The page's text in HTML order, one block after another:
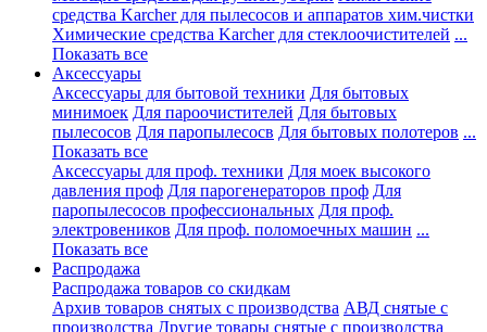
средства Karcher для пылесосов и аппаратов хим.чистки
Химические средства Karcher для стеклоочистителей ...
Показать все
Аксессуары
Аксессуары для бытовой техники Для бытовых
минимоек Для пароочистителей Для бытовых
пылесосов Для паропылесосв Для бытовых полотеров ...
Показать все
Аксессуары для проф. техники Для моек высокого
давления проф Для парогенераторов проф Для
паропылесосов профессиональных Для проф.
электровеников Для проф. поломоечных машин ...
Показать все
Распродажа
Распродажа товаров со скидкам
Архив товаров снятых с производства АВД снятые с
производства Другие товары снятые с производства